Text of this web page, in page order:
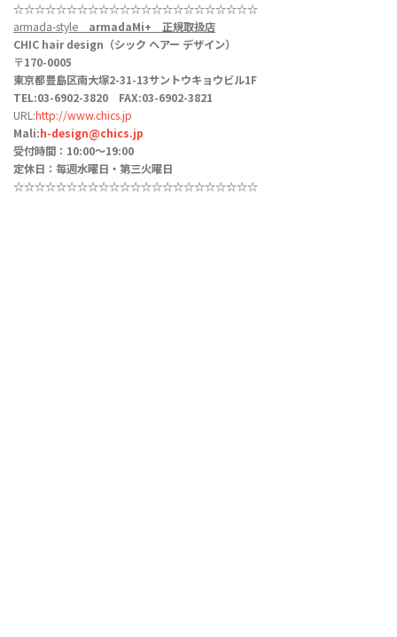
☆☆☆☆☆☆☆☆☆☆☆☆☆☆☆☆☆☆☆☆☆☆☆
armada-style armadaMi+ 正規取扱店
CHIC hair design（シック ヘアー デザイン）
〒170-0005
東京都豊島区南大塚2-31-13サントウキョウビル1F
TEL:03-6902-3820 FAX:03-6902-3821
URL:http://www.chics.jp
Mali:h-design@chics.jp
受付時間：10:00〜19:00
定休日：毎週水曜日・第三火曜日
☆☆☆☆☆☆☆☆☆☆☆☆☆☆☆☆☆☆☆☆☆☆☆